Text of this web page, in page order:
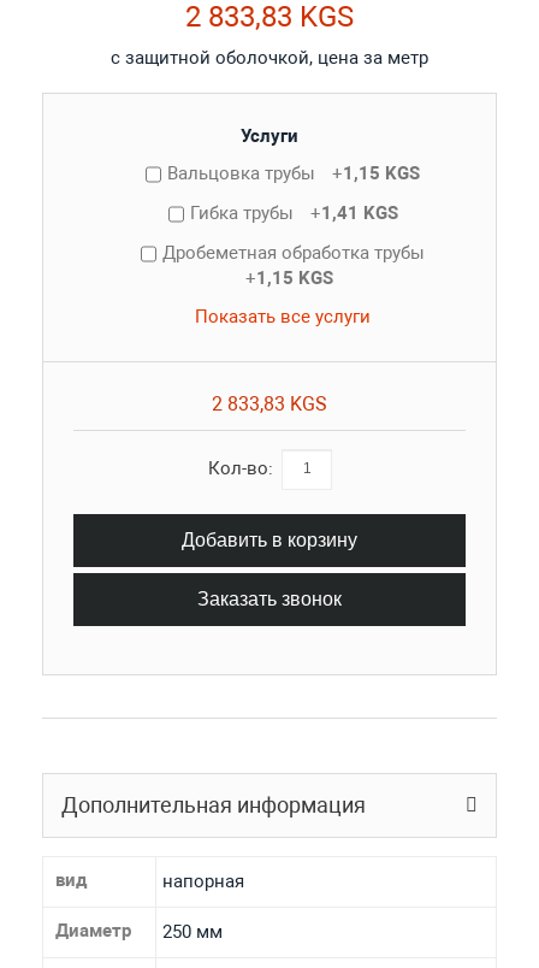
2 833,83 KGS
с защитной оболочкой, цена за метр
Услуги
Вальцовка трубы
+1,15 KGS
Гибка трубы
+1,41 KGS
Дробеметная обработка трубы
+1,15 KGS
Показать все услуги
2 833,83 KGS
Кол-во:
Добавить в корзину
Заказать звонок
Дополнительная информация
вид напорная
Диаметр 250 мм